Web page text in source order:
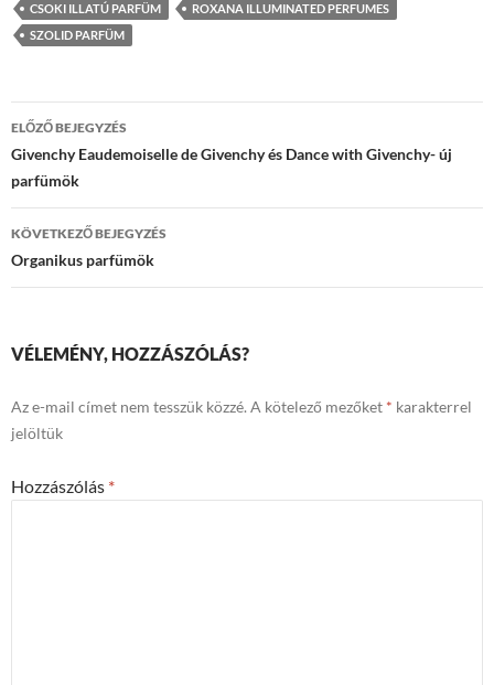
CSOKI ILLATÚ PARFÜM
ROXANA ILLUMINATED PERFUMES
SZOLID PARFÜM
Bejegyzés
navigáció
ELŐZŐ BEJEGYZÉS
Givenchy Eaudemoiselle de Givenchy és Dance with Givenchy- új
parfümök
KÖVETKEZŐ BEJEGYZÉS
Organikus parfümök
VÉLEMÉNY, HOZZÁSZÓLÁS?
Az e-mail címet nem tesszük közzé. A kötelező mezőket * karakterrel
jelöltük
Hozzászólás *